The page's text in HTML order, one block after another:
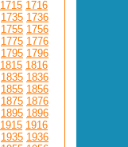
1715 1716
1735 1736
1755 1756
1775 1776
1795 1796
1815 1816
1835 1836
1855 1856
1875 1876
1895 1896
1915 1916
1935 1936